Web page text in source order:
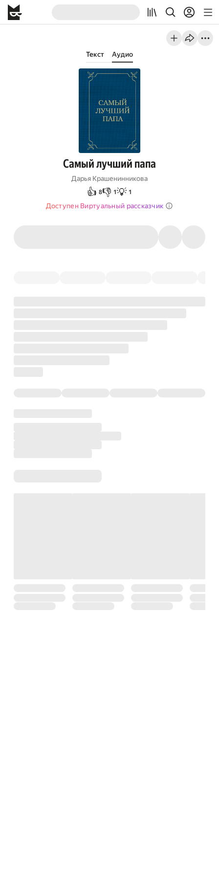
Текст Аудио
Самый лучший папа
Дарья Крашенинникова
👍 8👎 1💡 1
Доступен Виртуальный рассказчик